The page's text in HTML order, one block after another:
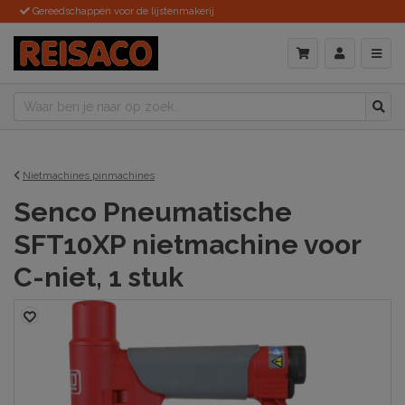
Gereedschappen voor de lijstenmakerij
Nietmachines pinmachines
Senco Pneumatische
SFT10XP nietmachine voor
C-niet, 1 stuk